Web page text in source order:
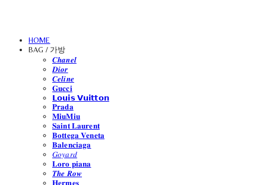
HOME
BAG / 가방
𝑪𝒉𝒂𝒏𝒆𝒍
𝑫𝒊𝒐𝒓
𝑪𝒆𝒍𝒊𝒏𝒆
𝐆𝐮𝐜𝐜𝐢
𝗟𝗼𝘂𝗶𝘀 𝗩𝘂𝗶𝘁𝘁𝗼𝗻
𝐏𝐫𝐚𝐝𝐚
𝐌𝐢𝐮𝐌𝐢𝐮
𝐒𝐚𝐢𝐧𝐭 𝐋𝐚𝐮𝐫𝐞𝐧𝐭
𝐁𝐨𝐭𝐭𝐞𝐠𝐚 𝐕𝐞𝐧𝐞𝐭𝐚
𝐁𝐚𝐥𝐞𝐧𝐜𝐢𝐚𝐠𝐚
𝐺𝑜𝑦𝑎𝑟𝑑
𝐋𝐨𝐫𝐨 𝐩𝐢𝐚𝐧𝐚
𝑻𝒉𝒆 𝑹𝒐𝒘
𝐇𝐞𝐫𝐦𝐞𝐬